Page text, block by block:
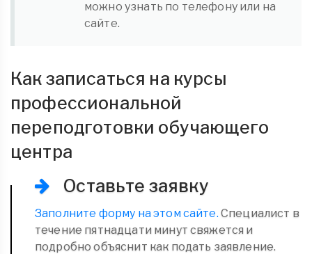
можно узнать по телефону или на
сайте.
Как записаться на курсы
профессиональной
переподготовки обучающего
центра
Оставьте заявку
Заполните форму на этом сайте. Специалист в
течение пятнадцати минут свяжется и
подробно объяснит как подать заявление.